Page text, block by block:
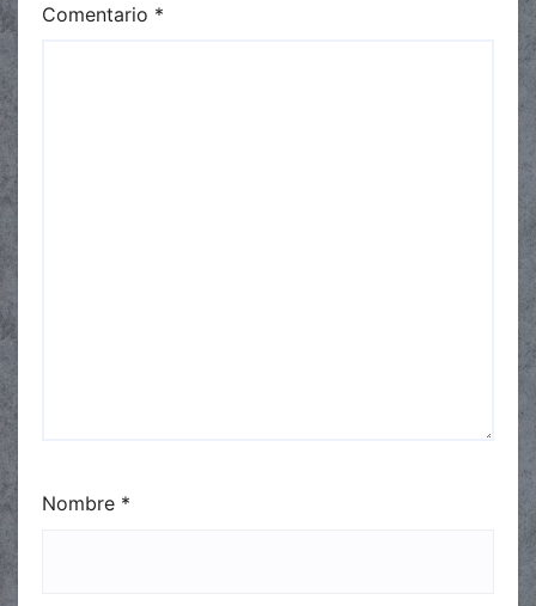
Comentario *
Nombre *